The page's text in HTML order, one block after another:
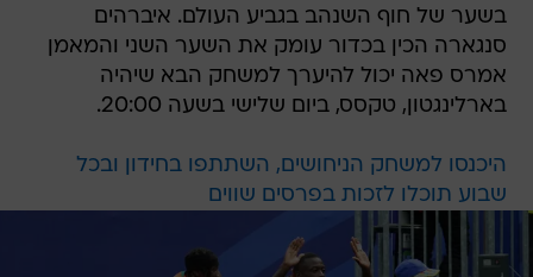
בשער של חוף השנהב בגביע העולם. איברהים
סנגארה הכין בכדור עומק את השער השני והמאמן
אמרס פאה יכול להיערך למשחק הבא שיהיה
בארלינגטון, טקסס, ביום שלישי בשעה 20:00.
היכנסו למשחק הניחושים, השתתפו בחידון ובכל
שבוע תוכלו לזכות בפרסים שווים